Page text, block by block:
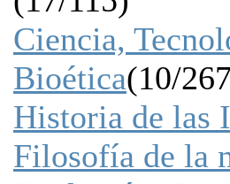
Ciencia,
Bioética(10/
Historia de las
Filosofía de la